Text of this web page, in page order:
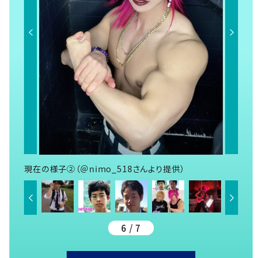
現在の様子②（＠nimo_518さんより提供）
6 / 7